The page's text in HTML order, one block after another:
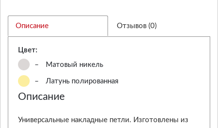
Описание Отзывов (0)
Цвет:
–
Матовый никель
– Латунь полированная
Описание
Универсальные накладные петли. Изготовлены из